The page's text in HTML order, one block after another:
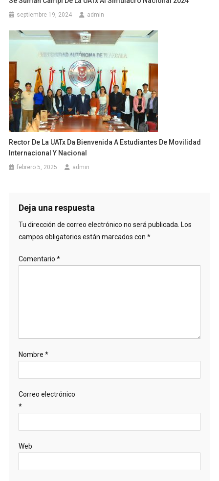
septiembre 19, 2024 admin
Rector De La UATx Da Bienvenida A Estudiantes De Movilidad
Internacional Y Nacional
febrero 5, 2025 admin
Deja una respuesta
Tu dirección de correo electrónico no será publicada. Los
campos obligatorios están marcados con *
Comentario *
Nombre *
Correo electrónico
*
Web